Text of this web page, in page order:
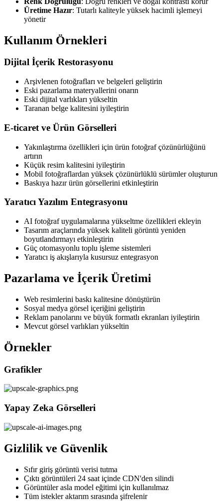
Üretime Hazır: Tutarlı kaliteyle yüksek hacimli işlemeyi
yönetir
Kullanım Örnekleri
Dijital İçerik Restorasyonu
Arşivlenen fotoğrafları ve belgeleri geliştirin
Eski pazarlama materyallerini onarın
Eski dijital varlıkları yükseltin
Taranan belge kalitesini iyileştirin
E-ticaret ve Ürün Görselleri
Yakınlaştırma özellikleri için ürün fotoğraf çözünürlüğünü
artırın
Küçük resim kalitesini iyileştirin
Mobil fotoğraflardan yüksek çözünürlüklü sürümler oluşturun
Baskıya hazır ürün görsellerini etkinleştirin
Yaratıcı Yazılım Entegrasyonu
AI fotoğraf uygulamalarına yükseltme özellikleri ekleyin
Tasarım araçlarında yüksek kaliteli görüntü yeniden
boyutlandırmayı etkinleştirin
Güç otomasyonlu toplu işleme sistemleri
Yaratıcı iş akışlarıyla kusursuz entegrasyon
Pazarlama ve İçerik Üretimi
Web resimlerini baskı kalitesine dönüştürün
Sosyal medya görsel içeriğini geliştirin
Reklam panolarını ve büyük formatlı ekranları iyileştirin
Mevcut görsel varlıkları yükseltin
Örnekler
Grafikler
Yapay Zeka Görselleri
Gizlilik ve Güvenlik
Sıfır giriş görüntü verisi tutma
Çıktı görüntüleri 24 saat içinde CDN'den silindi
Görüntüler asla model eğitimi için kullanılmaz
Tüm istekler aktarım sırasında şifrelenir